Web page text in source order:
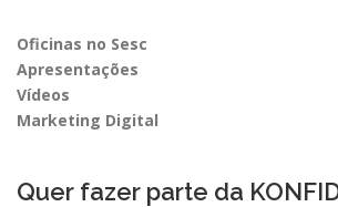
Oficinas no Sesc
Apresentações
Vídeos
Marketing Digital
Quer fazer parte da